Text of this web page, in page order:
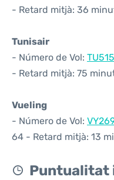
- Retard mitjà: 36
Tunisair
- Número de Vol: TU515
- Retard mitjà: 75
Vueling
- Número de Vol:
64 - Retard mitjà: 13
Puntualitat